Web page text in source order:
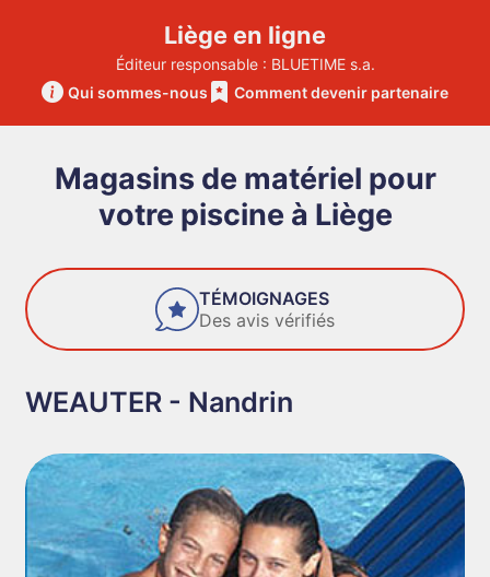
Liège en ligne
Éditeur responsable : BLUETIME s.a.
Qui sommes-nous
Comment devenir partenaire
Magasins de matériel pour
votre piscine à Liège
FIABILITÉ
Des entreprises de confiance
WEAUTER - Nandrin